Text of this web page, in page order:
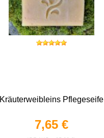
Kräuterweibleins Pflegeseife
7,65 €